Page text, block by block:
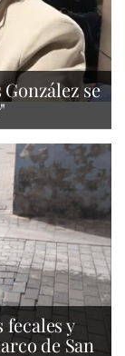
se
y
de San